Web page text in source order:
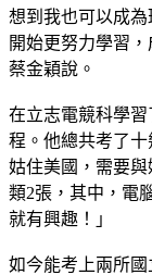
想到我也可以成
開始更努力學習
蔡金穎說。
在立志電競科學
程。他總共考了
姑住美國，需要
類2張，其中，電
就有興趣！」
如今能考上兩所